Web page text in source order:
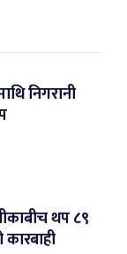
निगरानी
थप ८९